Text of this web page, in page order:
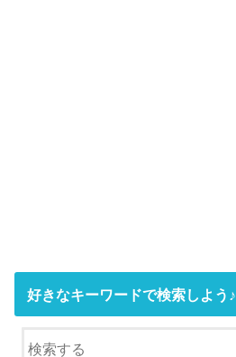
好きなキーワードで検索しよう♪